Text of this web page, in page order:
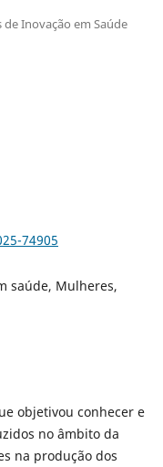
Inovação em Saúde
74905
saúde, Mulheres,
objetivou conhecer e
no âmbito da
na produção dos